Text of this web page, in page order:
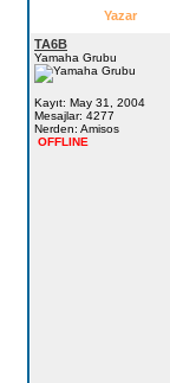
Yazar
TA6B
Yamaha Grubu
Kayıt: May 31, 2004
Mesajlar: 4277
Nerden: Amisos
OFFLINE